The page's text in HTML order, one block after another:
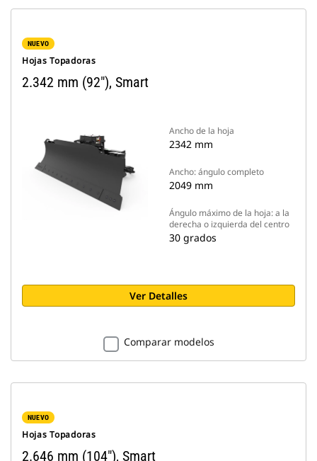
NUEVO
Hojas Topadoras
2.342 mm (92"), Smart
Ancho de la hoja
2342 mm
Ancho: ángulo completo
2049 mm
Ángulo máximo de la hoja: a la
derecha o izquierda del centro
30 grados
Ver Detalles
Comparar modelos
NUEVO
Hojas Topadoras
2.646 mm (104"), Smart